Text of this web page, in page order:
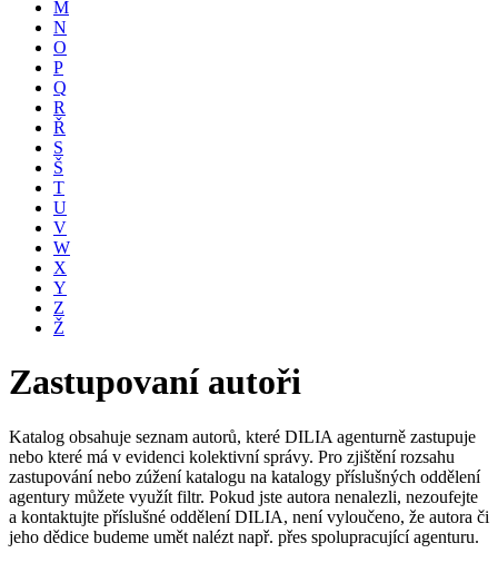
M
N
O
P
Q
R
Ř
S
Š
T
U
V
W
X
Y
Z
Ž
Zastupovaní autoři
Katalog obsahuje seznam autorů, které DILIA agenturně zastupuje
nebo které má v evidenci kolektivní správy. Pro zjištění rozsahu
zastupování nebo zúžení katalogu na katalogy příslušných oddělení
agentury můžete využít filtr. Pokud jste autora nenalezli, nezoufejte
a kontaktujte příslušné oddělení DILIA, není vyloučeno, že autora či
jeho dědice budeme umět nalézt např. přes spolupracující agenturu.